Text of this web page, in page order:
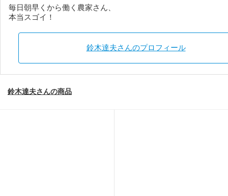
毎日朝早くから働く農家さん、
本当スゴイ！
鈴木達夫さんのプロフィール
鈴木達夫さんの商品